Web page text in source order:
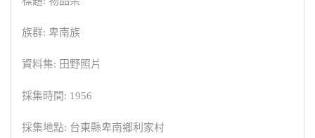
族群: 卑南族
資料集: 田野照片
採集時間: 1956
採集地點: 台東縣卑南鄉利家村